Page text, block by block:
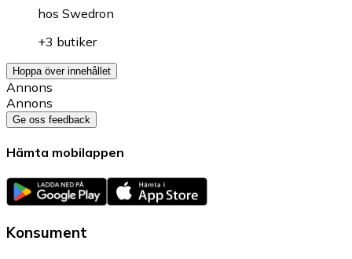
hos Swedron
+3 butiker
Hoppa över innehållet
Annons
Annons
Ge oss feedback
Hämta mobilappen
Konsument